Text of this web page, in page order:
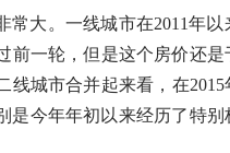
常大。一线城市在2011年
前一轮，但是这个房价还
线城市合并起来看，在
是今年年初以来经历了特